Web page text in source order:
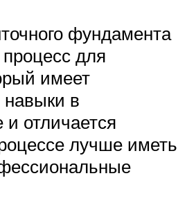
фундамента
для
имеет
в
и отличается
лучше иметь